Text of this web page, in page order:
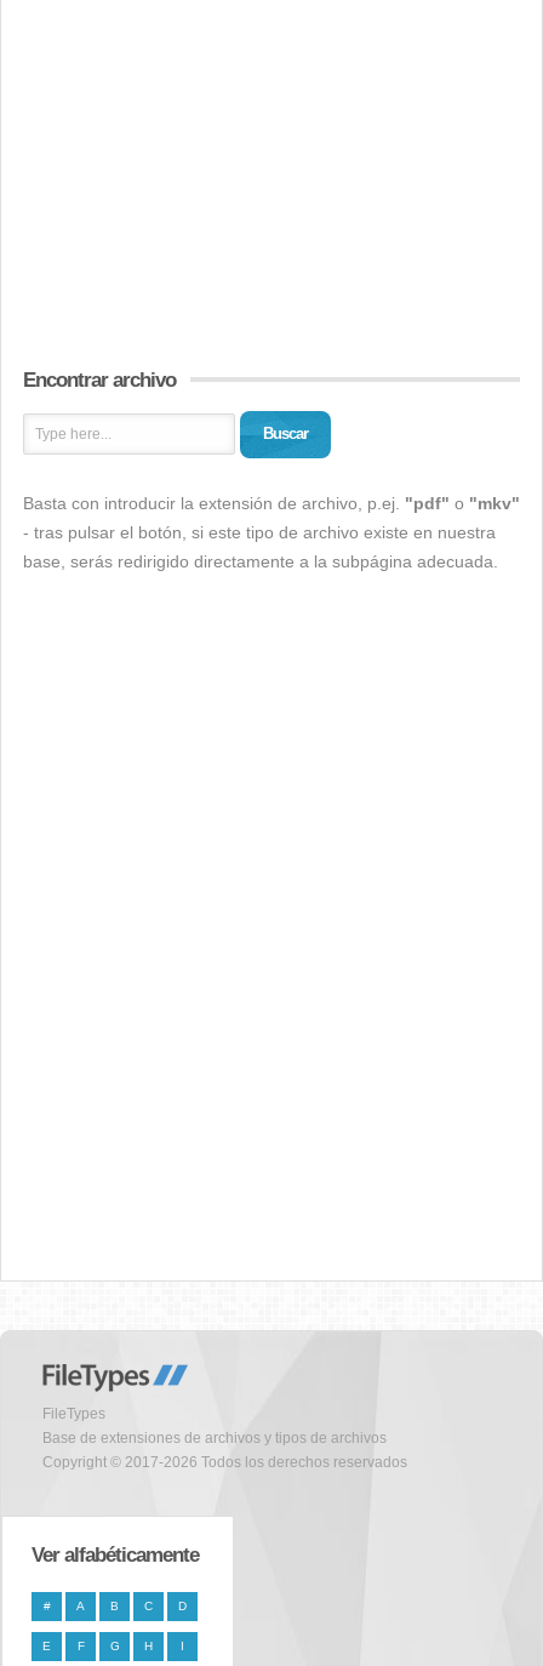
Encontrar archivo
Buscar
Basta con introducir la extensión de archivo, p.ej. "pdf" o "mkv"
- tras pulsar el botón, si este tipo de archivo existe en nuestra
base, serás redirigido directamente a la subpágina adecuada.
FileTypes
Base de extensiones de archivos y tipos de archivos
Copyright © 2017-2026 Todos los derechos reservados
Ver alfabéticamente
# A B C D
E F G H I